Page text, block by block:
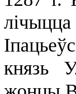
князь